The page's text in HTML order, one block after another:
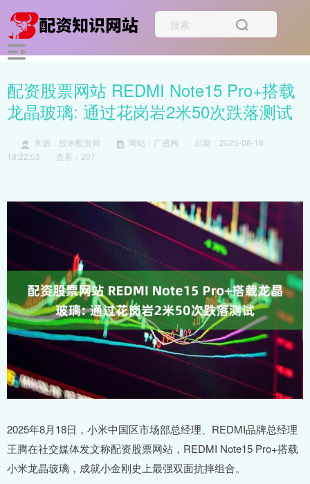
配资股票网站 REDMI Note15 Pro+搭载
龙晶玻璃: 通过花岗岩2米50次跌落测试
来源：股米配资网 网站：广盛网
日期：2025-08-18
18:22:53
查看：207
2025年8月18日，小米中国区市场部总经理、REDMI品牌总经理
王腾在社交媒体发文称配资股票网站，REDMI Note15 Pro+搭载
小米龙晶玻璃，成就小金刚史上最强双面抗摔组合。